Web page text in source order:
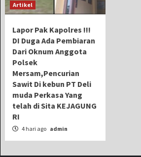
Artikel
Lapor Pak Kapolres !!!
DI Duga Ada Pembiaran
Dari Oknum Anggota
Polsek
Mersam,Pencurian
Sawit Di kebun PT Deli
muda Perkasa Yang
telah di Sita KEJAGUNG
RI
4 hari ago admin